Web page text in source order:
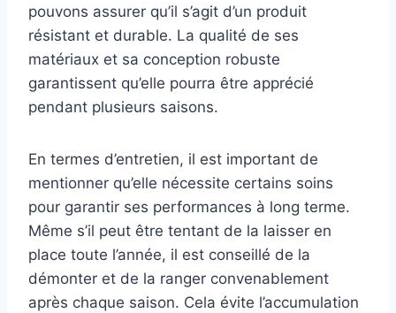
pouvons assurer qu’il s’agit d’un produit
résistant et durable. La qualité de ses
matériaux et sa conception robuste
garantissent qu’elle pourra être apprécié
pendant plusieurs saisons.
En termes d’entretien, il est important de
mentionner qu’elle nécessite certains soins
pour garantir ses performances à long terme.
Même s’il peut être tentant de la laisser en
place toute l’année, il est conseillé de la
démonter et de la ranger convenablement
après chaque saison. Cela évite l’accumulation